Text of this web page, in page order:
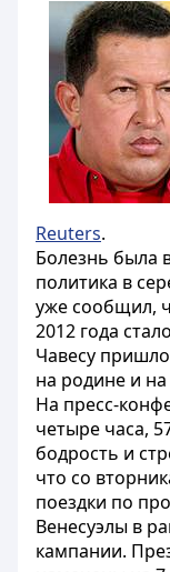
Reuters.
Болезнь была
политика в
уже сообщил,
2012 года
Чавесу
на родине и на
На пресс-
четыре часа,
бодрость и
что со
поездки по
Венесуэлы в
кампании.